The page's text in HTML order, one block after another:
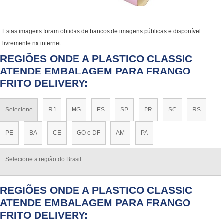
Estas imagens foram obtidas de bancos de imagens públicas e disponível
livremente na internet
REGIÕES ONDE A PLASTICO CLASSIC
ATENDE EMBALAGEM PARA FRANGO
FRITO DELIVERY:
Selecione RJ MG ES SP PR SC RS
PE BA CE GO e DF AM PA
Selecione a região do Brasil
REGIÕES ONDE A PLASTICO CLASSIC
ATENDE EMBALAGEM PARA FRANGO
FRITO DELIVERY: